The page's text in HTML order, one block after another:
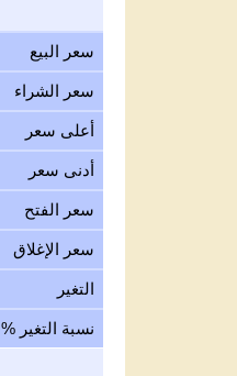
سعر البيع
سعر الشراء
أعلى سعر
أدنى سعر
سعر الفتح
سعر الإغلاق
التغير
نسبة التغير %